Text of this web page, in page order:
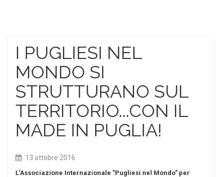
I PUGLIESI NEL
MONDO SI
STRUTTURANO SUL
TERRITORIO...CON IL
MADE IN PUGLIA!
13 ottobre 2016
L'Associazione Internazionale "Pugliesi nel Mondo" per